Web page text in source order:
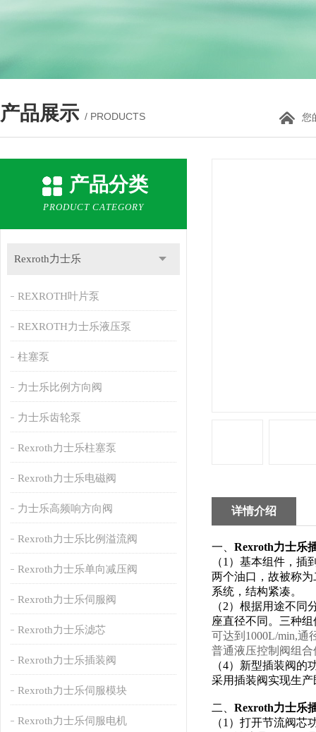
产品展示 / PRODUCTS 您
产品分类
PRODUCT CATEGORY
Rexroth力士乐
REXROTH叶片泵
REXROTH力士乐液压泵
柱塞泵
力士乐比例方向阀
力士乐齿轮泵
Rexroth力士乐柱塞泵
Rexroth力士乐电磁阀
力士乐高频响方向阀
Rexroth力士乐比例溢流阀
Rexroth力士乐单向减压阀
Rexroth力士乐伺服阀
Rexroth力士乐滤芯
Rexroth力士乐插装阀
Rexroth力士乐伺服模块
Rexroth力士乐伺服电机
详情介绍
一、 Rexroth力士乐
（1）基本组件，
两个油口，故被称
系统，结构紧凑。
（2）根据用途不
座直径不同。三种
可达到1000L/min,通
普通液压控制阀组
（4）新型插装阀
采用插装阀实现生
二、 Rexroth力士乐
（1）打开节流阀芯